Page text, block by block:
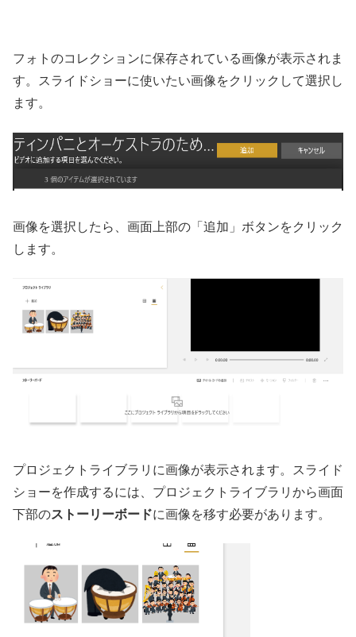
フォトのコレクションに保存されている画像が表示されま
す。スライドショーに使いたい画像をクリックして選択し
ます。
画像を選択したら、画面上部の「追加」ボタンをクリック
します。
プロジェクトライブラリに画像が表示されます。スライド
ショーを作成するには、プロジェクトライブラリから画面
下部のストーリーボードに画像を移す必要があります。